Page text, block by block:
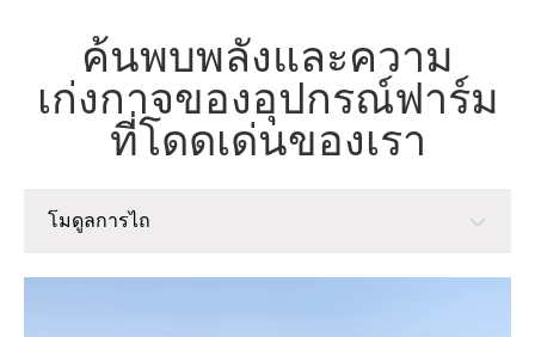
ค้นพบพลังและความ
เก่งกาจของอุปกรณ์ฟาร์ม
ที่โดดเด่นของเรา
โมดูลการไถ
โมดูลการไถ